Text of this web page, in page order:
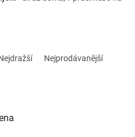
Nejprodávanější